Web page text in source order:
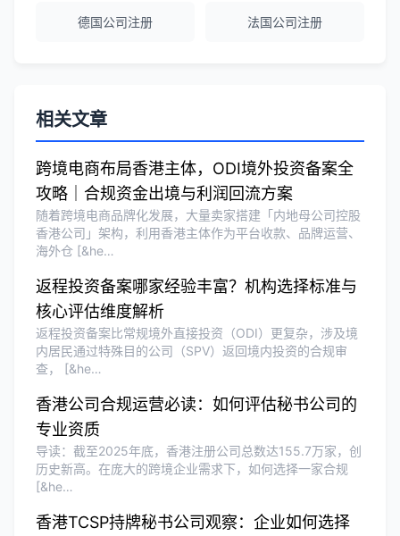
越南公司注册全程指导，文件准备非常专
Michael Liu
泰国公司注册和银行开户服务高效，推
荐！
刘总 ★★★★★
泰国BOI申请+建厂规划一站式服务，完
Olivia Wang ★★★★★
香港公司注册和审计服务专业高效，非常
德国公司注册 法国公司注册
相关文章
跨境电商布局香港主体，ODI境外投资备案全
攻略｜合规资金出境与利润回流方案
随着跨境电商品牌化发展，大量卖家搭建「内地母公司控股
香港公司」架构，利用香港主体作为平台收款、品牌运营、
海外仓 [&he…
返程投资备案哪家经验丰富？机构选择标准与
核心评估维度解析
返程投资备案比常规境外直接投资（ODI）更复杂，涉及境
内居民通过特殊目的公司（SPV）返回境内投资的合规审
查， [&he…
香港公司合规运营必读：如何评估秘书公司的
专业资质
导读：截至2025年底，香港注册公司总数达155.7万家，创
历史新高。在庞大的跨境企业需求下，如何选择一家合规
[&he…
香港TCSP持牌秘书公司观察：企业如何选择